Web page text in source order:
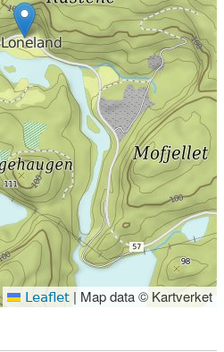
Leaflet | Map data © Kartverket